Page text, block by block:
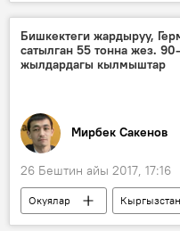
Жаңы жыл 2018
балаты
Бишкектеги жардыруу,
сатылган 55 тонна жез. 90-
жылдардагы кылмыштар
Мирбек Сакенов
26 Бештин айы 2017, 17:16
Окуялар Кыргызстан
Жаңылыктар